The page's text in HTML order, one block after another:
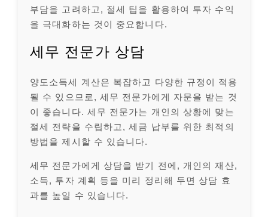
부담을 고려하고, 절세 팁을 활용하여 투자 수익
을 극대화하는 것이 중요합니다.
세무 전문가 상담
양도소득세 계산은 복잡하고 다양한 규정이 적용
될 수 있으므로, 세무 전문가에게 자문을 받는 것
이 좋습니다. 세무 전문가는 개인의 상황에 맞는
절세 전략을 수립하고, 세금 납부를 위한 최적의
방법을 제시할 수 있습니다.
세무 전문가에게 상담을 받기 전에, 개인의 재산,
소득, 투자 계획 등을 미리 정리해 두면 상담 효
과를 높일 수 있습니다.